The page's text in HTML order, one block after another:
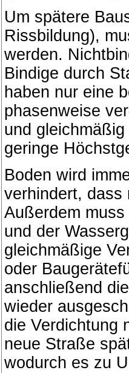
Um spätere
Rissbildung),
werden.
Bindige durch
haben nur eine
phasenweise
und
geringe
Boden wird
verhindert, dass
Außerdem
und der
gleichmäßige
oder
anschließend
wieder
die Verdichtung
neue Straße
wodurch es zu